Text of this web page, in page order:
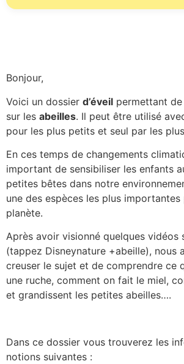
Bonjour,
Voici un dossier d’éveil permettant
sur les abeilles. Il peut être utilisé
pour les plus petits et seul par les
En ces temps de changements
important de sensibiliser les enfants
petites bêtes dans notre
une des espèces les plus
planète.
Après avoir visionné quelques vidéos
(tappez Disneynature +abeille), nous
creuser le sujet et de comprendre ce
une ruche, comment on fait le miel,
et grandissent les petites abeilles….
Dans ce dossier vous trouverez les
notions suivantes :